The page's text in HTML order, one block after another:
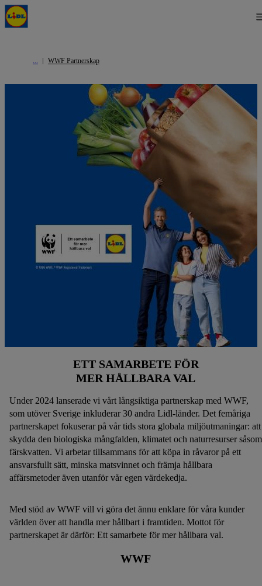
WWF Partnerskap
ETT SAMARBETE FÖR
MER HÅLLBARA VAL
Under 2024 lanserade vi vårt långsiktiga partnerskap med WWF,
som utöver Sverige inkluderar 30 andra Lidl-länder. Det femåriga
partnerskapet fokuserar på vår tids stora globala miljöutmaningar: att
skydda den biologiska mångfalden, klimatet och naturresurser såsom
färskvatten. Vi arbetar tillsammans för att köpa in råvaror på ett
ansvarsfullt sätt, minska matsvinnet och främja hållbara
affärsmetoder även utanför vår egen värdekedja.
Med stöd av WWF vill vi göra det ännu enklare för våra kunder
världen över att handla mer hållbart i framtiden. Mottot för
partnerskapet är därför: Ett samarbete för mer hållbara val.
WWF